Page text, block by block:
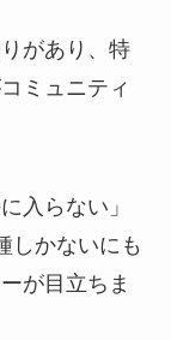
があり、特
ミュニティ
入らない」
しかないにも
が目立ちま